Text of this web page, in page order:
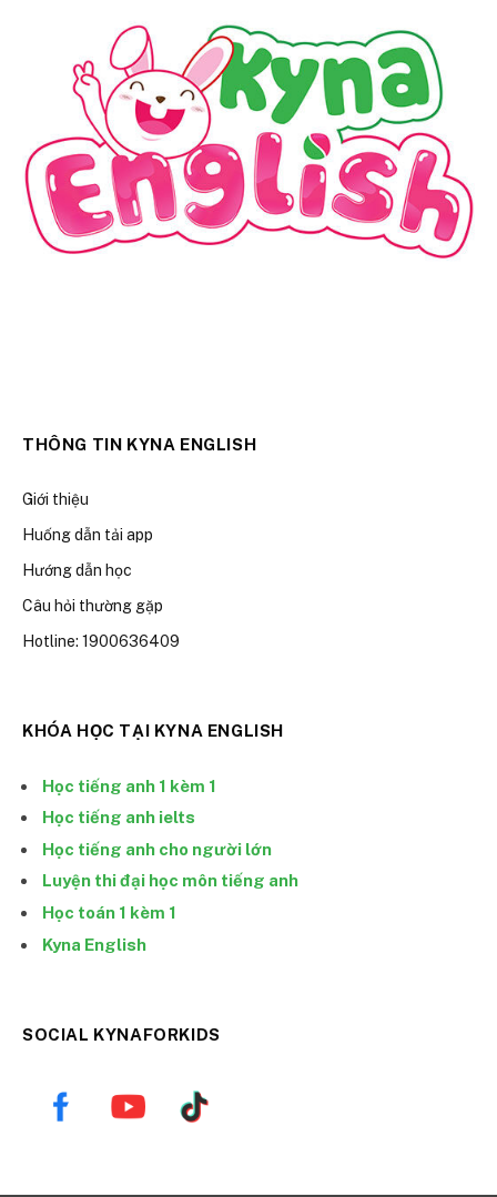
THÔNG TIN KYNA ENGLISH
Giới thiệu
Huống dẫn tải app
Hướng dẫn học
Câu hỏi thường gặp
Hotline: 1900636409
KHÓA HỌC TẠI KYNA ENGLISH
Học tiếng anh 1 kèm 1
Học tiếng anh ielts
Học tiếng anh cho người lớn
Luyện thi đại học môn tiếng anh
Học toán 1 kèm 1
Kyna English
SOCIAL KYNAFORKIDS